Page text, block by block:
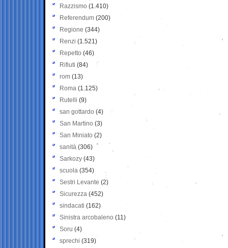
Razzismo (1.410)
Referendum (200)
Regione (344)
Renzi (1.521)
Repetto (46)
Rifiuti (84)
rom (13)
Roma (1.125)
Rutelli (9)
san gottardo (4)
San Martino (3)
San Miniato (2)
sanità (306)
Sarkozy (43)
scuola (354)
Sestri Levante (2)
Sicurezza (452)
sindacati (162)
Sinistra arcobaleno (11)
Soru (4)
sprechi (319)